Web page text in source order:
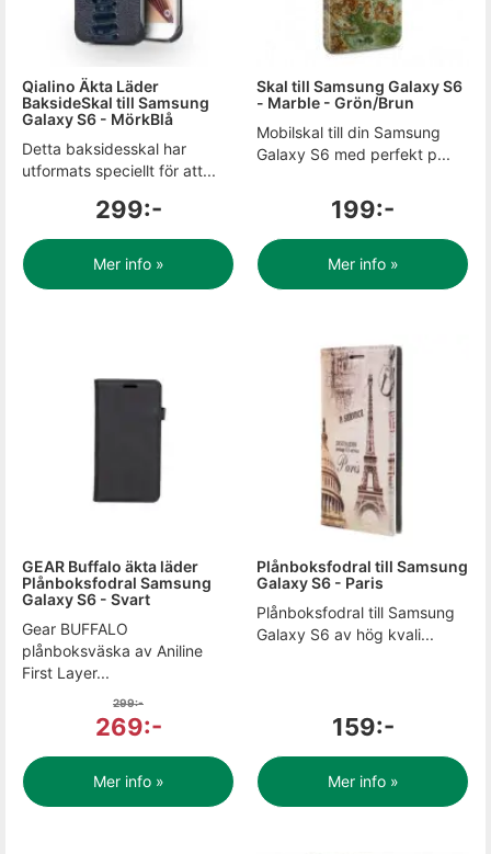
Qialino Äkta Läder
BaksideSkal till Samsung
Galaxy S6 - MörkBlå
Detta baksidesskal har
utformats speciellt för att...
299:-
Mer info »
Skal till Samsung Galaxy S6
- Marble - Grön/Brun
Mobilskal till din Samsung
Galaxy S6 med perfekt p...
199:-
Mer info »
GEAR Buffalo äkta läder
Plånboksfodral Samsung
Galaxy S6 - Svart
Gear BUFFALO
plånboksväska av Aniline
First Layer...
299:-
269:-
Mer info »
Plånboksfodral till Samsung
Galaxy S6 - Paris
Plånboksfodral till Samsung
Galaxy S6 av hög kvali...
159:-
Mer info »